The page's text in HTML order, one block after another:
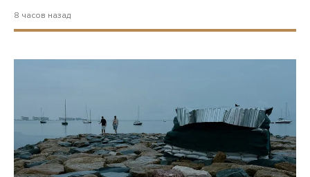
8 часов назад